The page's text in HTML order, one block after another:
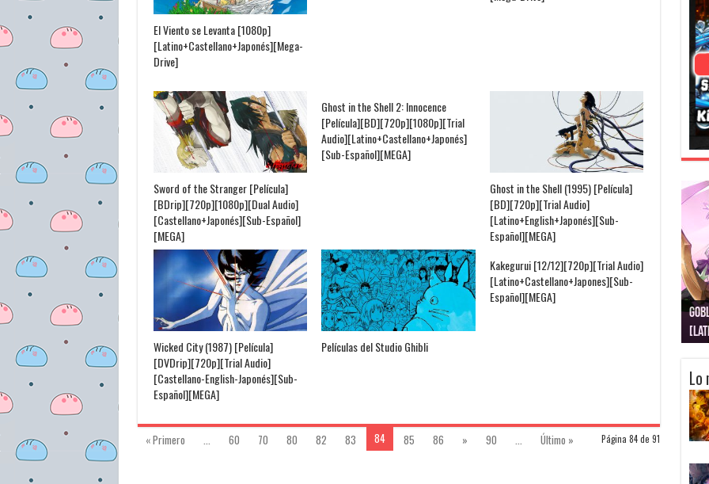
El Viento se Levanta [1080p]
[Latino+Castellano+Japonés][Mega-
Drive]
Sword of the Stranger [Película]
[BDrip][720p][1080p][Dual Audio]
[Castellano+Japonés][Sub-Español]
[MEGA]
Ghost in the Shell 2: Innocence
[Película][BD][720p][1080p][Trial
Audio][Latino+Castellano+Japonés]
[Sub-Español][MEGA]
Ghost in the Shell (1995) [Película]
[BD][720p][Trial Audio]
[Latino+English+Japonés][Sub-
Español][MEGA]
Wicked City (1987) [Película]
[DVDrip][720p][Trial Audio]
[Castellano-English-Japonés][Sub-
Español][MEGA]
Películas del Studio Ghibli
Kakegurui [12/12][720p][Trial Audio]
[Latino+Castellano+Japones][Sub-
Español][MEGA]
Página 84 de 91
« Primero ... 60 70 80 82 83 84 85 86 » 90 ... Último »
Lo